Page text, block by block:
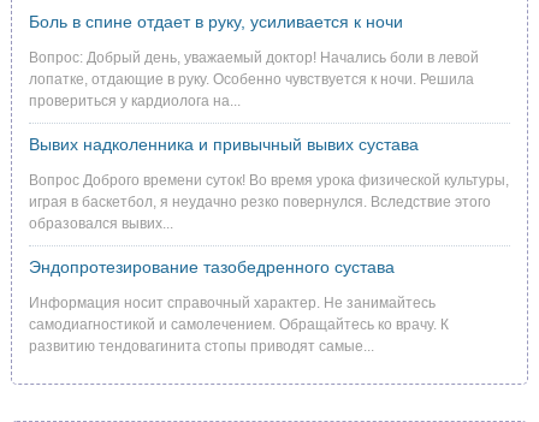
Боль в спине отдает в руку, усиливается к ночи
Вопрос: Добрый день, уважаемый доктор! Начались боли в левой
лопатке, отдающие в руку. Особенно чувствуется к ночи. Решила
провериться у кардиолога на...
Вывих надколенника и привычный вывих сустава
Вопрос Доброго времени суток! Во время урока физической культуры,
играя в баскетбол, я неудачно резко повернулся. Вследствие этого
образовался вывих...
Эндопротезирование тазобедренного сустава
Информация носит справочный характер. Не занимайтесь
самодиагностикой и самолечением. Обращайтесь ко врачу. К
развитию тендовагинита стопы приводят самые...